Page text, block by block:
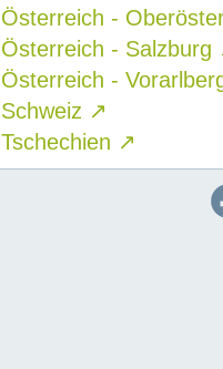
Österreich -
Österreich - Salzburg
Österreich -
Schweiz ↗
Tschechien ↗